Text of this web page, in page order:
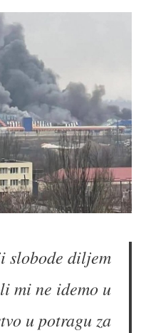
slobode diljem
mi ne idemo u
u potragu za